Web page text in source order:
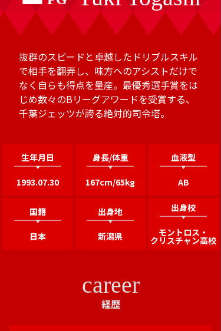
抜群のスピードと卓越したドリブルスキル
で相手を翻弄し、味方へのアシストだけで
なく自らも得点を量産。最優秀選手賞をは
じめ数々のBリーグアワードを受賞する、
千葉ジェッツが誇る絶対的司令塔。
生年月日
1993.07.30
身長/体重
167cm/65kg
血液型
AB
国籍
日本
出身地
新潟県
出身校
モントロス・
クリスチャン高校
career
経歴